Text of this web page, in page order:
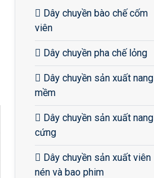
Dây chuyền bào chế cốm
viên
Dây chuyền pha chế lỏng
Dây chuyền sản xuất nang
mềm
Dây chuyền sản xuất nang
cứng
Dây chuyền sản xuất viên
nén và bao phim